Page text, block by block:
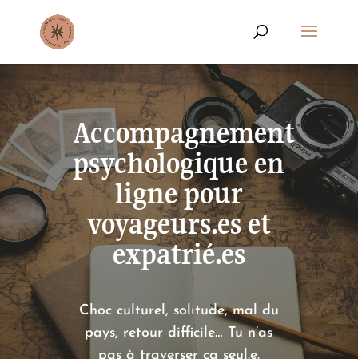
Accompagnement
psychologique en
ligne pour
voyageurs.es et
expatrié.es
Choc culturel, solitude, mal du
pays, retour difficile… Tu n’as
pas à traverser ça seul.e.